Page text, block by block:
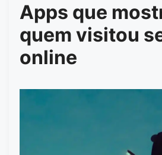
Apps que
quem visitou
online